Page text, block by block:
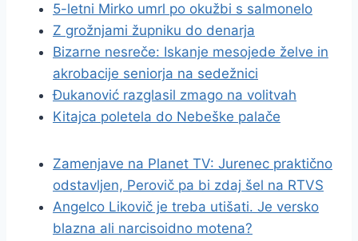
5-letni Mirko umrl po okužbi s salmonelo
Z grožnjami župniku do denarja
Bizarne nesreče: Iskanje mesojede želve in
akrobacije seniorja na sedežnici
Đukanović razglasil zmago na volitvah
Kitajca poletela do Nebeške palače
Zamenjave na Planet TV: Jurenec praktično
odstavljen, Perovič pa bi zdaj šel na RTVS
Angelco Likovič je treba utišati. Je versko
blazna ali narcisoidno motena?